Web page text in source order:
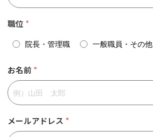
職位 *
院長・管理職 一般職員・その他
お名前 *
メールアドレス *